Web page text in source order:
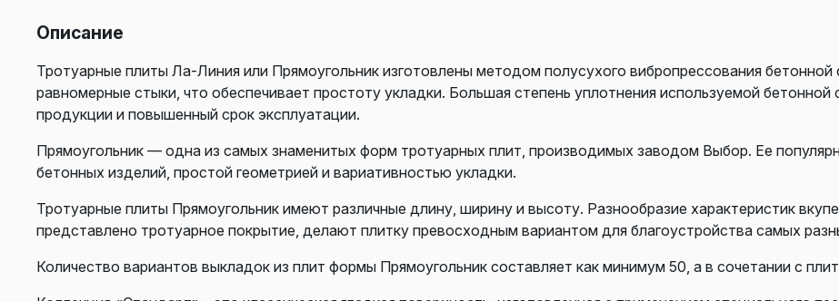
Описание
Тротуарные плиты Ла-Линия или Прямоугольник изготовлены методом полусухого вибропрессования
равномерные стыки, что обеспечивает простоту укладки. Большая степень уплотнения используемой
продукции и повышенный срок эксплуатации.
Прямоугольник — одна из самых знаменитых форм тротуарных плит, производимых заводом Выбор. Ее
бетонных изделий, простой геометрией и вариативностью укладки.
Тротуарные плиты Прямоугольник имеют различные длину, ширину и высоту. Разнообразие характеристик
представлено тротуарное покрытие, делают плитку превосходным вариантом для благоустройства самых
Количество вариантов выкладок из плит формы Прямоугольник составляет как минимум 50, а в сочетании с